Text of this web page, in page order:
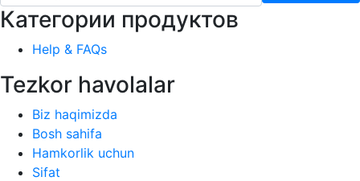
Категории продуктов
Help & FAQs
Tezkor havolalar
Biz haqimizda
Bosh sahifa
Hamkorlik uchun
Sifat